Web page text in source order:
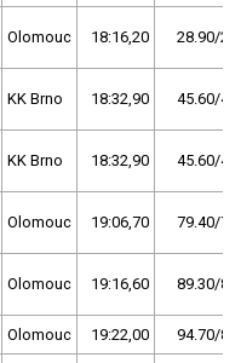
Olomouc 18:16,20 28.90/2,7
KK Brno 18:32,90 45.60/4,3
KK Brno 18:32,90 45.60/4,3
Olomouc 19:06,70 79.40/7,4
Olomouc 19:16,60 89.30/8,4
Olomouc 19:22,00 94.70/8,9